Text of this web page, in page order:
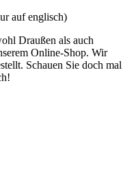
auf englisch)
Draußen als auch
Online-Shop. Wir
Schauen Sie doch mal